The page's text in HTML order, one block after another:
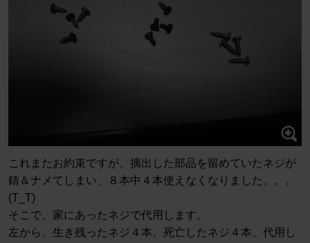
これまたお約束ですが、摘出した部品を留めていたネジが
錆＆ナメてしまい、８本中４本使えなくなりました。。。
(T_T)
そこで、家にあったネジで代用します。
左から、生き残ったネジ４本、死亡したネジ４本、代用し